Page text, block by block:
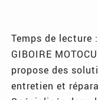
Temps de lecture
GIBOIRE
propose des
entretien et